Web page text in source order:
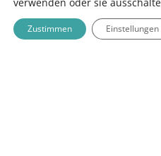
Zustimmen Einstellungen